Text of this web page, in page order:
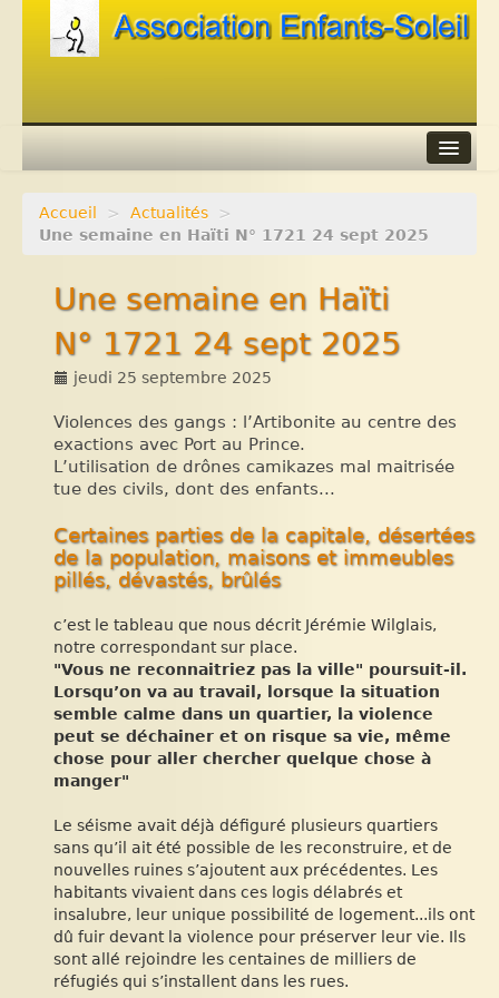
Agenda
Accueil > Actualités
>
Une semaine en Haïti N° 1721 24 sept 2025
Une semaine en Haïti
N° 1721 24 sept 2025
jeudi 25 septembre 2025
Violences des gangs : l’Artibonite au centre des
exactions avec Port au Prince.
L’utilisation de drônes camikazes mal maitrisée
tue des civils, dont des enfants...
Certaines parties de la capitale, désertées
de la population, maisons et immeubles
pillés, dévastés, brûlés
c’est le tableau que nous décrit Jérémie Wilglais,
notre correspondant sur place.
"Vous ne reconnaitriez pas la ville" poursuit-il.
Lorsqu’on va au travail, lorsque la situation
semble calme dans un quartier, la violence
peut se déchainer et on risque sa vie, même
chose pour aller chercher quelque chose à
manger"
Le séisme avait déjà défiguré plusieurs quartiers
sans qu’il ait été possible de les reconstruire, et de
nouvelles ruines s’ajoutent aux précédentes. Les
habitants vivaient dans ces logis délabrés et
insalubre, leur unique possibilité de logement...ils ont
dû fuir devant la violence pour préserver leur vie. Ils
sont allé rejoindre les centaines de milliers de
réfugiés qui s’installent dans les rues.